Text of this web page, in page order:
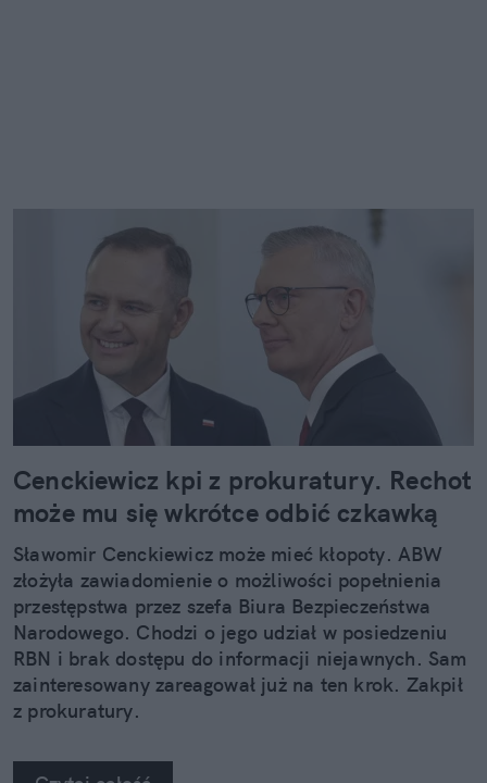
Cenckiewicz kpi z prokuratury. Rechot
może mu się wkrótce odbić czkawką
Sławomir Cenckiewicz może mieć kłopoty. ABW
złożyła zawiadomienie o możliwości popełnienia
przestępstwa przez szefa Biura Bezpieczeństwa
Narodowego. Chodzi o jego udział w posiedzeniu
RBN i brak dostępu do informacji niejawnych. Sam
zainteresowany zareagował już na ten krok. Zakpił
z prokuratury.